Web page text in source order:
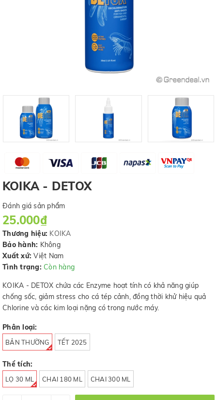
KOIKA - DETOX
Đánh giá sản phẩm
25.000₫
Thương hiệu: KOIKA
Bảo hành: Không
Xuất xứ: Việt Nam
Tình trạng: Còn hàng
KOIKA - DETOX chứa các Enzyme hoạt tính có khả năng giúp
chống sốc, giảm stress cho cá tép cảnh, đồng thời khử hiệu quả
Chlorine và các kim loại nặng có trong nước máy.
Phân loại:
BẢN THƯỜNG TẾT 2025
Thể tích:
LỌ 30 ML CHAI 180 ML CHAI 300 ML